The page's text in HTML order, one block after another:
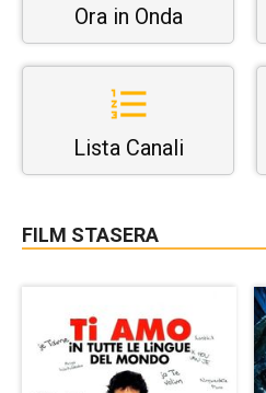
Ora in Onda
Lista Canali
FILM STASERA